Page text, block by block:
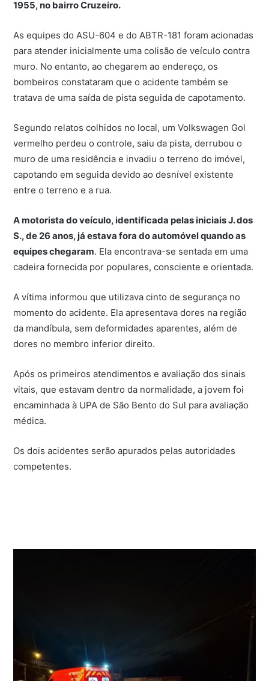
1955, no bairro Cruzeiro.
As equipes do ASU-604 e do ABTR-181 foram acionadas
para atender inicialmente uma colisão de veículo contra
muro. No entanto, ao chegarem ao endereço, os
bombeiros constataram que o acidente também se
tratava de uma saída de pista seguida de capotamento.
Segundo relatos colhidos no local, um Volkswagen Gol
vermelho perdeu o controle, saiu da pista, derrubou o
muro de uma residência e invadiu o terreno do imóvel,
capotando em seguida devido ao desnível existente
entre o terreno e a rua.
A motorista do veículo, identificada pelas iniciais J. dos
S., de 26 anos, já estava fora do automóvel quando as
equipes chegaram. Ela encontrava-se sentada em uma
cadeira fornecida por populares, consciente e orientada.
A vítima informou que utilizava cinto de segurança no
momento do acidente. Ela apresentava dores na região
da mandíbula, sem deformidades aparentes, além de
dores no membro inferior direito.
Após os primeiros atendimentos e avaliação dos sinais
vitais, que estavam dentro da normalidade, a jovem foi
encaminhada à UPA de São Bento do Sul para avaliação
médica.
Os dois acidentes serão apurados pelas autoridades
competentes.